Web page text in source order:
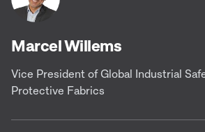
Marcel Willems
Vice President of Global Industrial
Protective Fabrics